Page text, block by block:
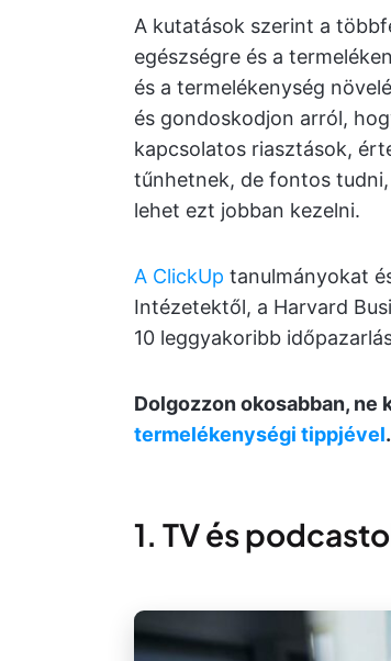
A kutatások szerint a
egészségre és a
és a termelékenység
és gondoskodjon arról,
kapcsolatos riasztások,
tűnhetnek, de fontos
lehet ezt jobban kezelni.
A ClickUp tanulmányokat
Intézetektől, a Harvard
10 leggyakoribb
Dolgozzon okosabban, ne
termelékenységi tippjével.
1. TV és